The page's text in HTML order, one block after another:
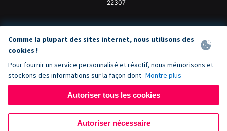
22307
Comme la plupart des sites internet, nous utilisons des
cookies !
Pour fournir un service personnalisé et réactif, nous mémorisons et
stockons des informations sur la façon dont Montre plus
Autoriser tous les cookies
Autoriser nécessaire